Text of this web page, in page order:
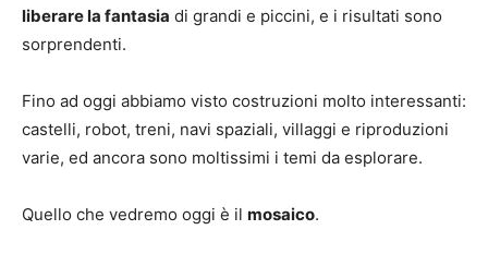
liberare la fantasia di grandi e piccini, e i risultati sono
sorprendenti.
Fino ad oggi abbiamo visto costruzioni molto interessanti:
castelli, robot, treni, navi spaziali, villaggi e riproduzioni
varie, ed ancora sono moltissimi i temi da esplorare.
Quello che vedremo oggi è il mosaico.